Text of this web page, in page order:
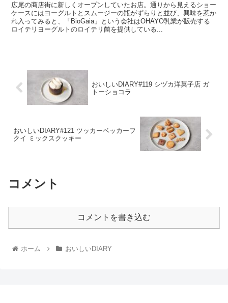
広尾の商店街に新しくオープンしていたお店。通りから見えるショー
ケースにはヨーグルトとスムージーの瓶がずらりと並び、興味を惹か
れ入ってみると、「BioGaia」という会社はOHAYO乳業が販売する
ロイテリヨーグルトのロイテリ菌を提供している...
おいしいDIARY#119 シヅカ洋菓子店 ガ
トーショコラ
おいしいDIARY#121 ツッカーベッカーフ
クイ ミックスクッキー
コメント
コメントを書き込む
ホーム おいしいDIARY